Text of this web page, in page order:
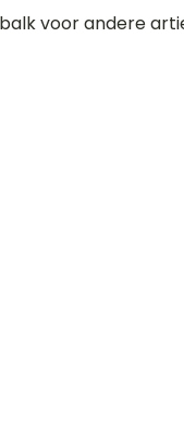
voor andere